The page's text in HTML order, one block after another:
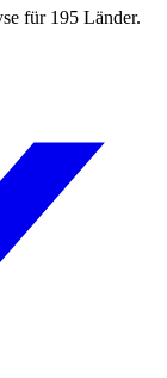
für 195 Länder.